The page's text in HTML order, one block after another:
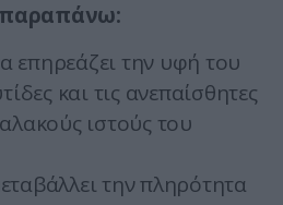
παραπάνω:
επηρεάζει την υφή του
και τις ανεπαίσθητες
ιστούς του
την πληρότητα